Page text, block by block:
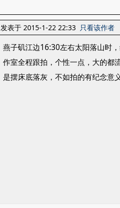
发表于 2015-1-22 22:33 只看该作者
燕子矶江边16:30左右太阳落山时
作室全程跟拍，个性一点，大的都
是摆床底落灰，不如拍的有纪念意